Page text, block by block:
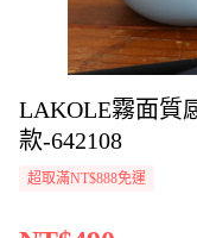
LAKOLE霧面質
款-642108
超取滿NT$888免運